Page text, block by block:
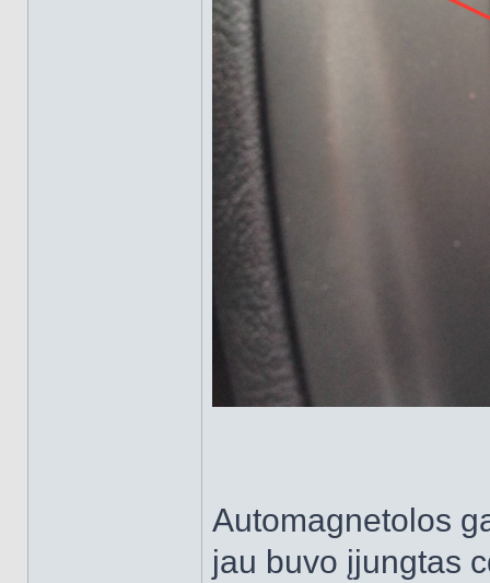
Automagnetolos
jau buvo įjungtas